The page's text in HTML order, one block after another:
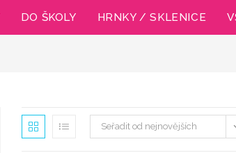
DO ŠKOLY HRNKY / SKLENICE
Seřadit od nejnovějších